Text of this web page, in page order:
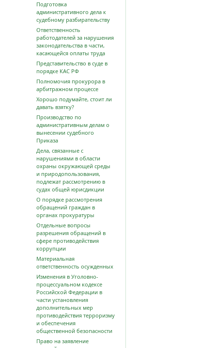
Подготовка
административного дела к
судебному разбирательству
Ответственность
работодателей за нарушения
законодательства в части,
касающейся оплаты труда
Представительство в суде в
порядке КАС РФ
Полномочия прокурора в
арбитражном процессе
Хорошо подумайте, стоит ли
давать взятку?
Производство по
административным делам о
вынесении судебного
Приказа
Дела, связанные с
нарушениями в области
охраны окружающей среды
и природопользования,
подлежат рассмотрению в
судах общей юрисдикции
О порядке рассмотрения
обращений граждан в
органах прокуратуры
Отдельные вопросы
разрешения обращений в
сфере противодействия
коррупции
Материальная
ответственность осужденных
Изменения в Уголовно-
процессуальном кодексе
Российской Федерации в
части установления
дополнительных мер
противодействия терроризму
и обеспечения
общественной безопасности
Право на заявление